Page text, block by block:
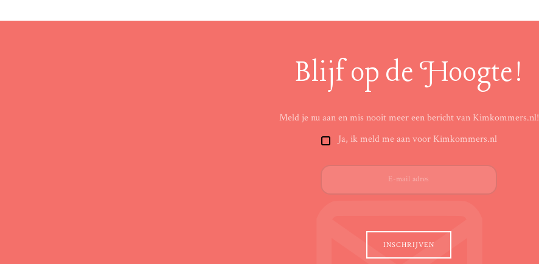
Blijf op de Hoogte!
Meld je nu aan en mis nooit meer een bericht van Kimkommers.nl!
Ja, ik meld me aan voor Kimkommers.nl